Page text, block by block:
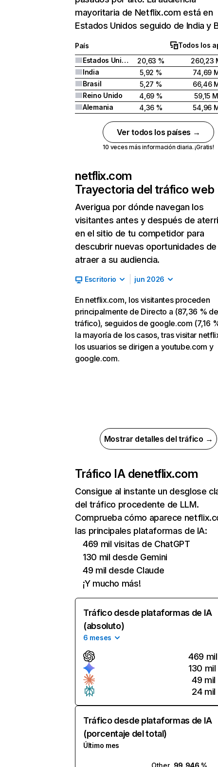
mayoritaria de Netflix.com está en
Estados Unidos seguido de India y
País
Todos los
Estados Unidos
20,63 %
260,23
India
5,92 %
74,69
Brasil
5,27 %
66,46
Reino Unido
4,69 %
59,15 M
Alemania
4,36 % 54,96
Ver todos los países →
10 veces más información diaria. ¡Gratis!
netflix.com
Trayectoria del tráfico web
Averigua por dónde navegan los
visitantes antes y después de
en el sitio de tu competidor para
descubrir nuevas oportunidades de
atraer a su audiencia.
Escritorio jun 2026
En netflix.com, los visitantes proceden
principalmente de Directo a (87,36 % de
tráfico), seguidos de google.com (7,16
la mayoría de los casos, tras visitar
los usuarios se dirigen a youtube.com y
google.com.
Mostrar detalles del tráfico →
Tráfico IA denetflix.com
Consigue al instante un desglose
del tráfico procedente de LLM.
Comprueba cómo aparece
las principales plataformas de IA:
469 mil visitas de ChatGPT
130 mil desde Gemini
49 mil desde Claude
¡Y mucho más!
Tráfico desde plataformas de IA
(absoluto)
6 meses
469 mil
130 mil
49 mil
24 mil
Tráfico desde plataformas de IA
(porcentaje del total)
Último mes
Other 99,946 %